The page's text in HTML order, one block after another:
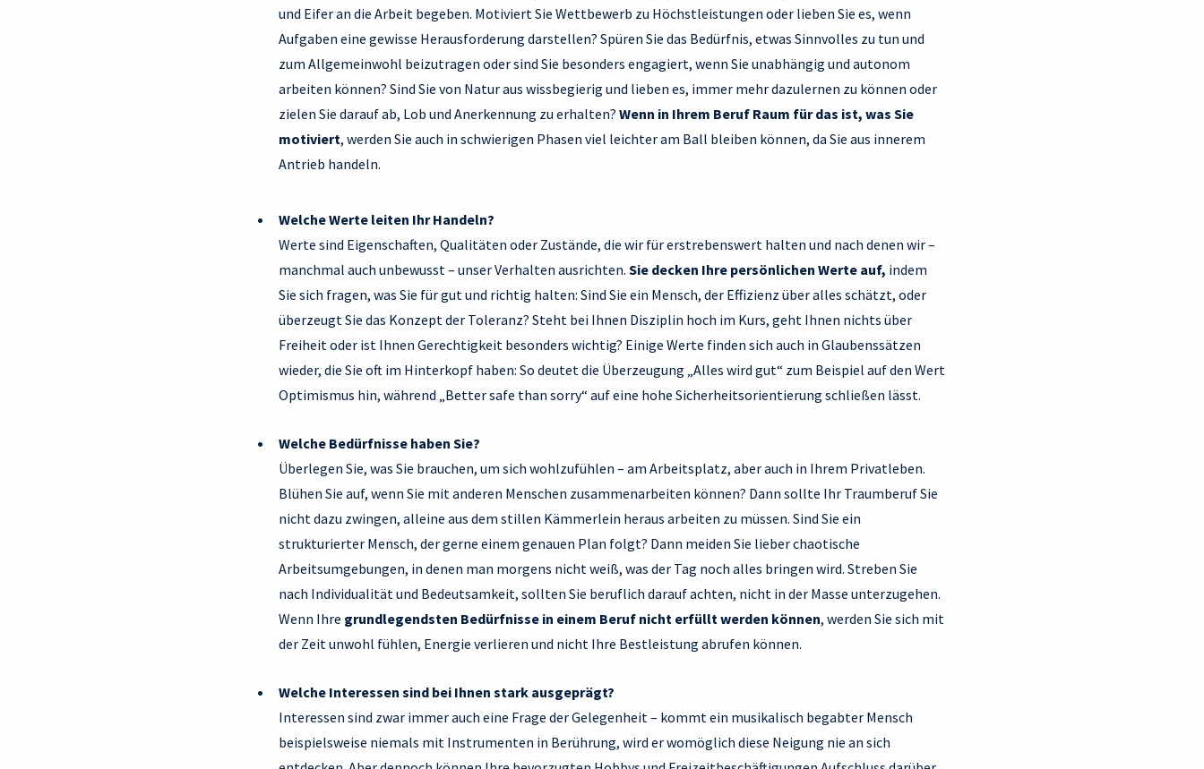
und Eifer an die Arbeit begeben. Motiviert Sie Wettbewerb zu Höchstleistungen oder lieben Sie es, wenn
Aufgaben eine gewisse Herausforderung darstellen? Spüren Sie das Bedürfnis, etwas Sinnvolles zu tun und
zum Allgemeinwohl beizutragen oder sind Sie besonders engagiert, wenn Sie unabhängig und autonom
arbeiten können? Sind Sie von Natur aus wissbegierig und lieben es, immer mehr dazulernen zu können oder
zielen Sie darauf ab, Lob und Anerkennung zu erhalten? Wenn in Ihrem Beruf Raum für das ist, was Sie
motiviert, werden Sie auch in schwierigen Phasen viel leichter am Ball bleiben können, da Sie aus innerem
Antrieb handeln.
Welche Werte leiten Ihr Handeln?
Werte sind Eigenschaften, Qualitäten oder Zustände, die wir für erstrebenswert halten und nach denen wir –
manchmal auch unbewusst – unser Verhalten ausrichten. Sie decken Ihre persönlichen Werte auf, indem
Sie sich fragen, was Sie für gut und richtig halten: Sind Sie ein Mensch, der Effizienz über alles schätzt, oder
überzeugt Sie das Konzept der Toleranz? Steht bei Ihnen Disziplin hoch im Kurs, geht Ihnen nichts über
Freiheit oder ist Ihnen Gerechtigkeit besonders wichtig? Einige Werte finden sich auch in Glaubenssätzen
wieder, die Sie oft im Hinterkopf haben: So deutet die Überzeugung „Alles wird gut“ zum Beispiel auf den Wert
Optimismus hin, während „Better safe than sorry“ auf eine hohe Sicherheitsorientierung schließen lässt.
Welche Bedürfnisse haben Sie?
Überlegen Sie, was Sie brauchen, um sich wohlzufühlen – am Arbeitsplatz, aber auch in Ihrem Privatleben.
Blühen Sie auf, wenn Sie mit anderen Menschen zusammenarbeiten können? Dann sollte Ihr Traumberuf Sie
nicht dazu zwingen, alleine aus dem stillen Kämmerlein heraus arbeiten zu müssen. Sind Sie ein
strukturierter Mensch, der gerne einem genauen Plan folgt? Dann meiden Sie lieber chaotische
Arbeitsumgebungen, in denen man morgens nicht weiß, was der Tag noch alles bringen wird. Streben Sie
nach Individualität und Bedeutsamkeit, sollten Sie beruflich darauf achten, nicht in der Masse unterzugehen.
Wenn Ihre grundlegendsten Bedürfnisse in einem Beruf nicht erfüllt werden können, werden Sie sich mit
der Zeit unwohl fühlen, Energie verlieren und nicht Ihre Bestleistung abrufen können.
Welche Interessen sind bei Ihnen stark ausgeprägt?
Interessen sind zwar immer auch eine Frage der Gelegenheit – kommt ein musikalisch begabter Mensch
beispielsweise niemals mit Instrumenten in Berührung, wird er womöglich diese Neigung nie an sich